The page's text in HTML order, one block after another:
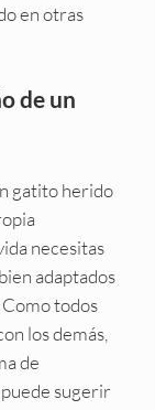
en otras
de un
gatito herido
necesitas
adaptados
Como todos
los demás,
de
sugerir